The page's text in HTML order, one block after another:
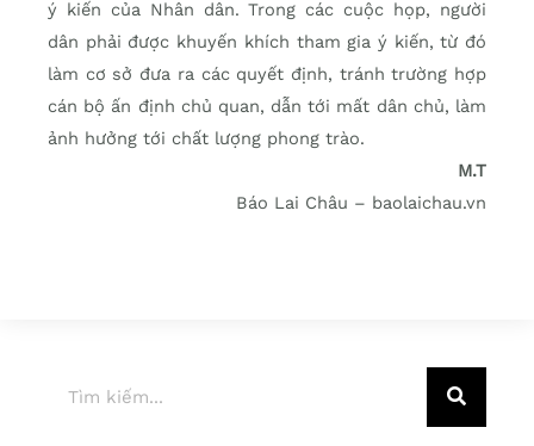
ý kiến của Nhân dân. Trong các cuộc họp, người
dân phải được khuyến khích tham gia ý kiến, từ đó
làm cơ sở đưa ra các quyết định, tránh trường hợp
cán bộ ấn định chủ quan, dẫn tới mất dân chủ, làm
ảnh hưởng tới chất lượng phong trào.
M.T
Báo Lai Châu – baolaichau.vn